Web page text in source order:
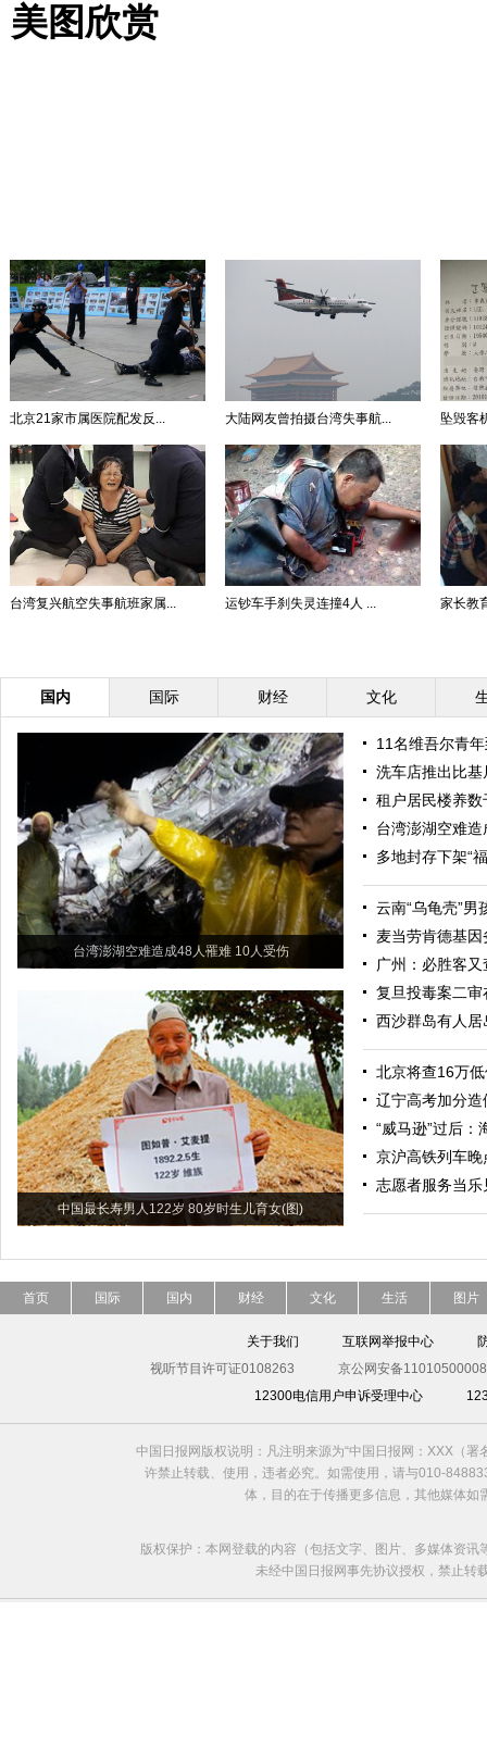
美图欣赏
北京21家市属医院配发反... 大陆网友曾拍摄台湾失事航... 坠毁客
台湾复兴航空失事航班家属... 运钞车手刹失灵连撞4人 ... 家长教
国内 国际 财经 文化
台湾澎湖空难造成48人罹难 10人受伤
中国最长寿男人122岁 80岁时生儿育女(图)
11名维吾尔青
洗车店推出比
租户居民楼养
台湾澎湖空难
多地封存下架“
云南“乌龟壳”男
麦当劳肯德基
广州：必胜客
复旦投毒案二
西沙群岛有人
北京将查16万
辽宁高考加分
“威马逊”过后：
京沪高铁列车
志愿者服务当乐
首页 国际 国内 财经 文化 生活 图片
关于我们 互联网举报中心
视听节目许可证0108263
京公网安备
12300电信用户申诉受理中心
中国日报网版权说明：凡注明来源为“中国日报网：XXX（
许禁止转载、使用，违者必究。如需使用，请与010-
体，目的在于传播更多信息，其他媒体
版权保护：本网登载的内容（包括文字、图片、多媒体资
未经中国日报网事先协议授权，禁止转